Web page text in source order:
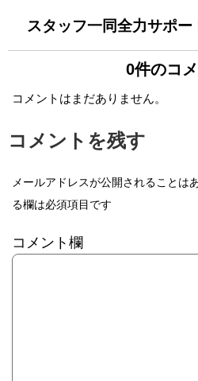
スタッフ一同全力サポー
0件のコ
コメントはまだありません。
コメントを残す
メールアドレスが公開されることは
る欄は必須項目です
コメント欄